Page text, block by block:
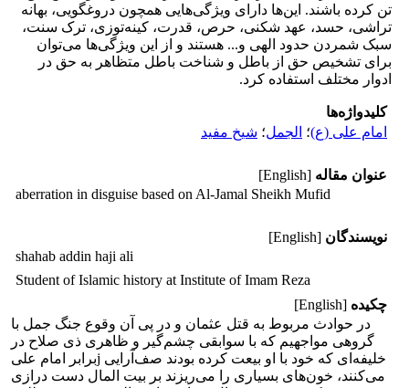
تن کرده باشند. این‌ها دارای ویژگی‌هایی همچون دروغگویی، بهانه
تراشی، حسد، عهد شکنی، حرص، قدرت، کینه‌توزی، ترک سنت،
سبک شمردن حدود الهی و... هستند و از این ویژگی‌ها می‌توان
برای تشخیص حق از باطل و شناخت باطل متظاهر به حق در
ادوار مختلف استفاده کرد.
کلیدواژه‌ها
امام علی (ع)؛ الجمل؛ شیخ مفید
عنوان مقاله [English]
aberration in disguise based on Al-Jamal Sheikh Mufid
نویسندگان [English]
shahab addin haji ali
Student of Islamic history at Institute of Imam Reza
چکیده [English]
در حوادث مربوط به قتل عثمان و در پی آن وقوع جنگ جمل با
گروهی مواجهیم که با سوابقی چشم‌گیر و ظاهری ذی صلاح در
برابر امام علیj خلیفه‌ای که خود با او بیعت کرده بودند صف‌آرایی
می‌کنند، خون‌های بسیاری را می‌ریزند بر بیت المال دست درازی